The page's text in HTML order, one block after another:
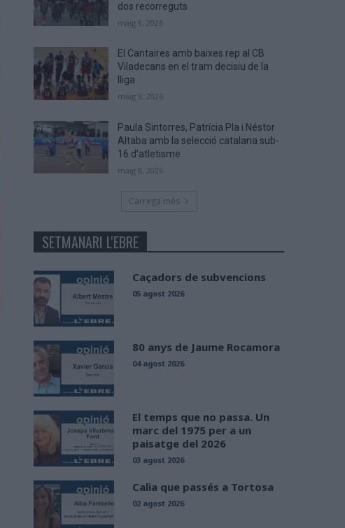
dos recorreguts
maig 9, 2026
El Cantaires amb baixes rep al CB
Viladecans en el tram decisiu de la
lliga
maig 9, 2026
Paula Sintorres, Patrícia Pla i Néstor
Altaba amb la selecció catalana sub-
16 d’atletisme
maig 8, 2026
Carrega més
SETMANARI L'EBRE
Caçadors de subvencions
05 agost 2026
80 anys de Jaume Rocamora
04 agost 2026
El temps que no passa. Un
marc del 1975 per a un
paisatge del 2026
03 agost 2026
Calia que passés a Tortosa
02 agost 2026